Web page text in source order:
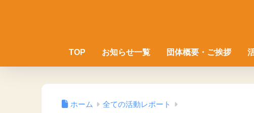
TOP お知らせ一覧 団体概要・ご挨拶
ホーム 全ての活動レポート